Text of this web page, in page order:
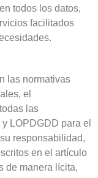
todos los datos,
facilitados
las normativas
el
las
LOPDGDD para el
responsabilidad,
en el artículo
de manera lícita,